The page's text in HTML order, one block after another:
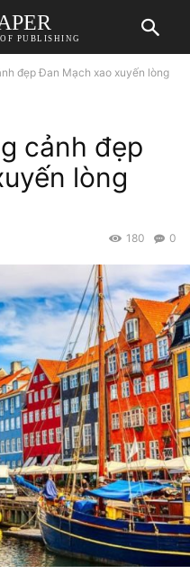
PUBLISHING
đẹp Đan Mạch xao xuyến lòng
cảnh đẹp
lòng
0
180